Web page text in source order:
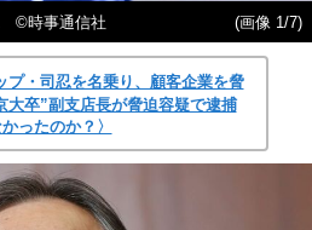
©時事通信社 (画像 1/7)
プ・司忍を名乗り、顧客企業を脅
大卒”副支店長が脅迫容疑で逮捕
ったのか？〉